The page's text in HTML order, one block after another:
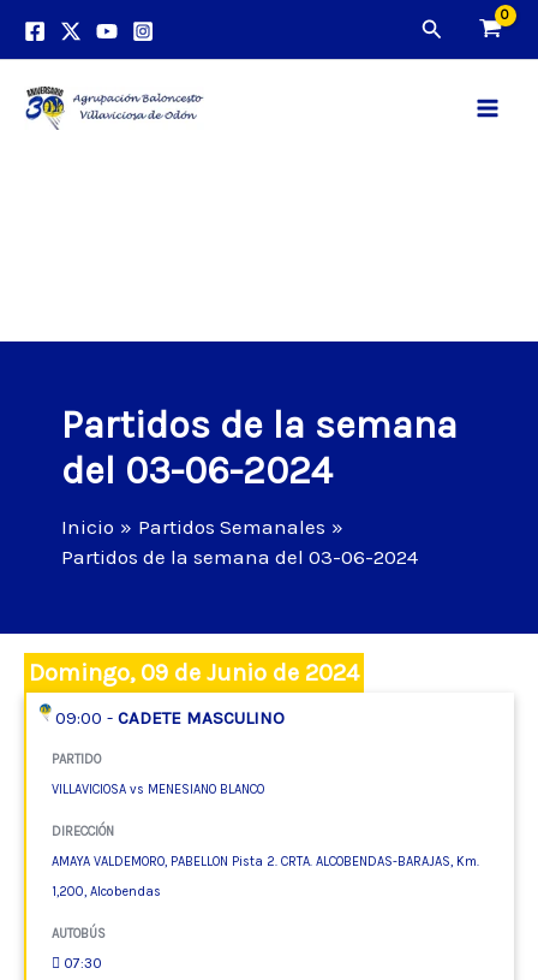
Buscar
Partidos de la semana
del 03-06-2024
Inicio
Partidos Semanales
Partidos de la semana del 03-06-2024
Domingo, 09 de Junio de 2024
09:00 - CADETE MASCULINO
PARTIDO
VILLAVICIOSA vs MENESIANO BLANCO
DIRECCIÓN
AMAYA VALDEMORO, PABELLON Pista 2. CRTA. ALCOBENDAS-BARAJAS, Km.
1,200, Alcobendas
AUTOBÚS
07:30